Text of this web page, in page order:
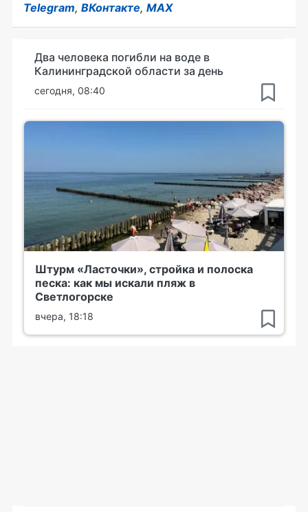
Telegram, ВКонтакте, MAX
Два человека погибли на воде в
Калининградской области за день
сегодня, 08:40
Штурм «Ласточки», стройка и полоска
песка: как мы искали пляж в
Светлогорске
вчера, 18:18